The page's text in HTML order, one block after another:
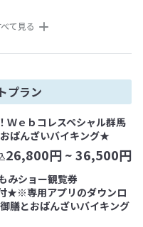
て見る
プラン
Ｗｅｂコレスペシャル群馬
ばんざいバイキング★
26,800円 ~36,500円
みショー観覧券
★※専用アプリのダウンロ
膳とおばんざいバイキング